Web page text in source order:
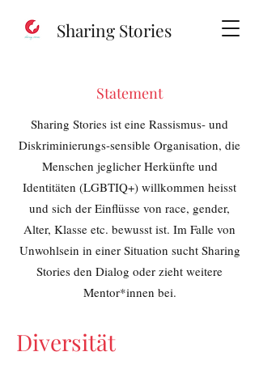
Sharing Stories
Statement
Sharing Stories ist eine Rassismus- und
Diskriminierungs-sensible Organisation, die
Menschen jeglicher Herkünfte und
Identitäten (LGBTIQ+) willkommen heisst
und sich der Einflüsse von race, gender,
Alter, Klasse etc. bewusst ist. Im Falle von
Unwohlsein in einer Situation sucht Sharing
Stories den Dialog oder zieht weitere
Mentor*innen bei.
Diversität